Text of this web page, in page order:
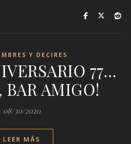
Y DECIRES
77…
BAR AMIGO!
08/30/2020
LEER MÁS